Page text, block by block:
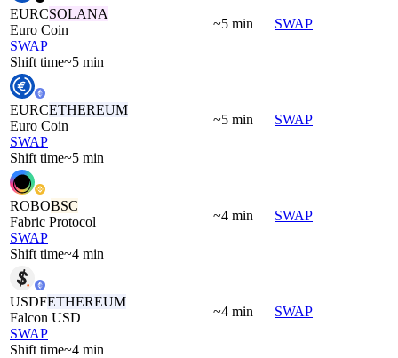
EURCSOLANA
Euro Coin
SWAP
Shift time~5 min
~5 min SWAP
EURCETHEREUM
Euro Coin
SWAP
Shift time~5 min
~5 min SWAP
ROBOBSC
Fabric Protocol
SWAP
Shift time~4 min
~4 min SWAP
USDFETHEREUM
Falcon USD
SWAP
Shift time~4 min
~4 min SWAP